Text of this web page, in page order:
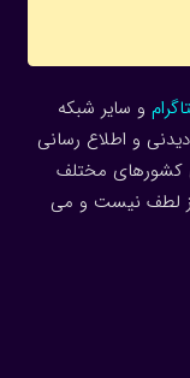
و سایر شبکه
و اطلاع رسانی
کشورهای مختلف
از لطف نیست و می